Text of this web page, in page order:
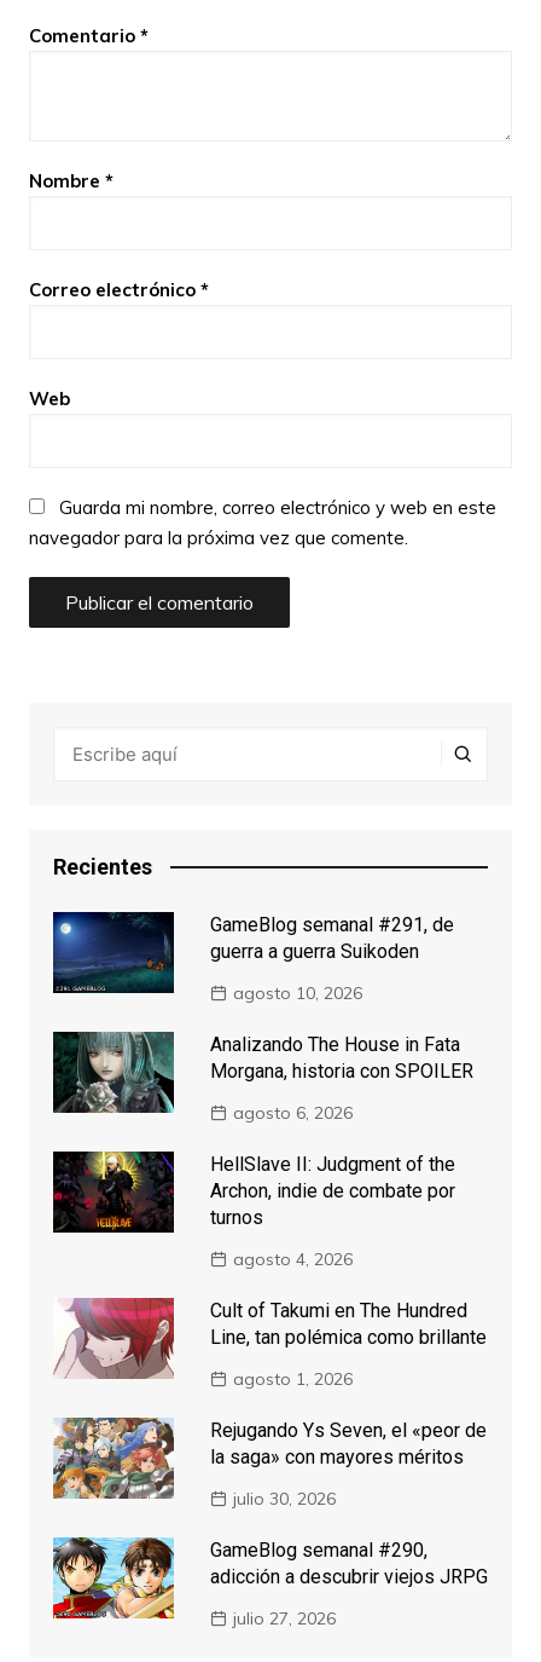
Comentario *
Nombre *
Correo electrónico *
Web
Guarda mi nombre, correo electrónico y web en este
navegador para la próxima vez que comente.
Recientes
GameBlog semanal #291, de
guerra a guerra Suikoden
agosto 10, 2026
Analizando The House in Fata
Morgana, historia con SPOILER
agosto 6, 2026
HellSlave II: Judgment of the
Archon, indie de combate por
turnos
agosto 4, 2026
Cult of Takumi en The Hundred
Line, tan polémica como brillante
agosto 1, 2026
Rejugando Ys Seven, el «peor de
la saga» con mayores méritos
julio 30, 2026
GameBlog semanal #290,
adicción a descubrir viejos JRPG
julio 27, 2026